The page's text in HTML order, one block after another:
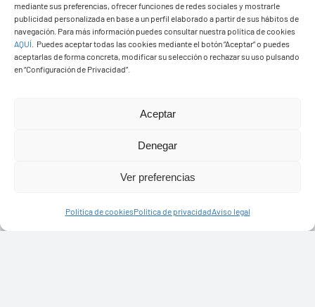
mediante sus preferencias, ofrecer funciones de redes sociales y mostrarle
publicidad personalizada en base a un perfil elaborado a partir de sus hábitos de
navegación. Para más información puedes consultar nuestra política de cookies
AQUÍ
Puedes aceptar todas las cookies mediante el botón “Aceptar” o puedes
aceptarlas de forma concreta, modificar su selección o rechazar su uso pulsando
en “Configuración de Privacidad”.
Aceptar
Denegar
Ver preferencias
Política de cookiesPolítica de privacidadAviso legal